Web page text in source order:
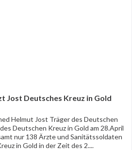
Jost Deutsches Kreuz in Gold
Helmut Jost Träger des Deutschen
Deutschen Kreuz in Gold am 28.April
nur 138 Ärzte und Sanitätssoldaten
in Gold in der Zeit des 2....